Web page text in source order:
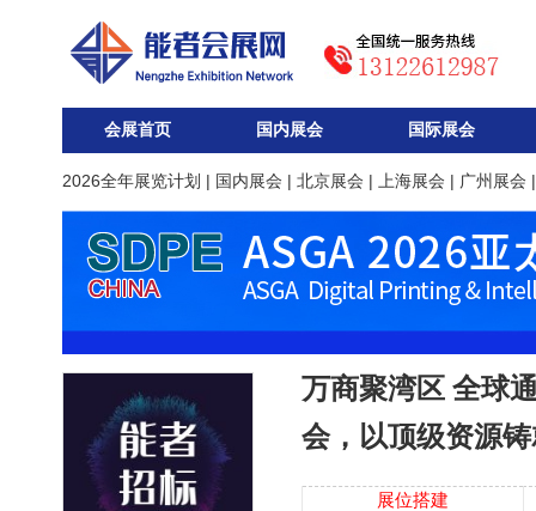
会展首页 国内展会 国际展会
2026全年展览计划 | 国内展会 | 北京展会 | 上海展会 | 广州展会
万商聚湾区 全球
会，以顶级资源
展位搭建